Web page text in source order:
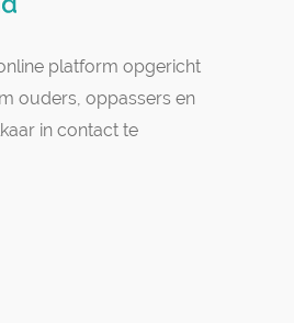
platform opgericht
ouders, oppassers en
in contact te